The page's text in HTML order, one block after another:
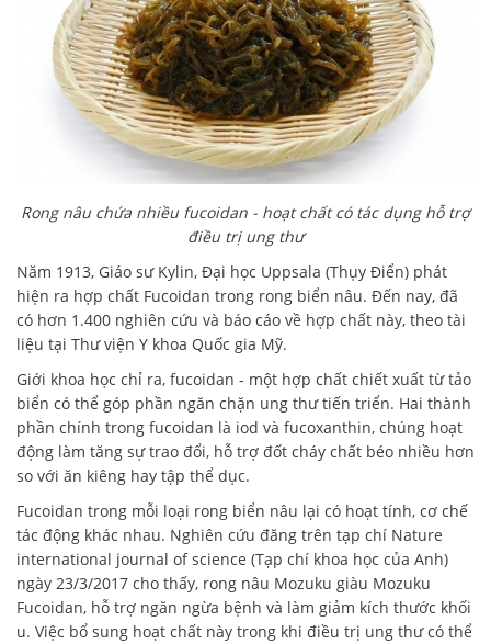
Rong nâu chứa nhiều fucoidan - hoạt chất có tác dụng hỗ trợ
điều trị ung thư
Năm 1913, Giáo sư Kylin, Đại học Uppsala (Thụy Điển) phát
hiện ra hợp chất Fucoidan trong rong biển nâu. Đến nay, đã
có hơn 1.400 nghiên cứu và báo cáo về hợp chất này, theo tài
liệu tại Thư viện Y khoa Quốc gia Mỹ.
Giới khoa học chỉ ra, fucoidan - một hợp chất chiết xuất từ tảo
biển có thể góp phần ngăn chặn ung thư tiến triển. Hai thành
phần chính trong fucoidan là iod và fucoxanthin, chúng hoạt
động làm tăng sự trao đổi, hỗ trợ đốt cháy chất béo nhiều hơn
so với ăn kiêng hay tập thể dục.
Fucoidan trong mỗi loại rong biển nâu lại có hoạt tính, cơ chế
tác động khác nhau. Nghiên cứu đăng trên tạp chí Nature
international journal of science (Tạp chí khoa học của Anh)
ngày 23/3/2017 cho thấy, rong nâu Mozuku giàu Mozuku
Fucoidan, hỗ trợ ngăn ngừa bệnh và làm giảm kích thước khối
u. Việc bổ sung hoạt chất này trong khi điều trị ung thư có thể